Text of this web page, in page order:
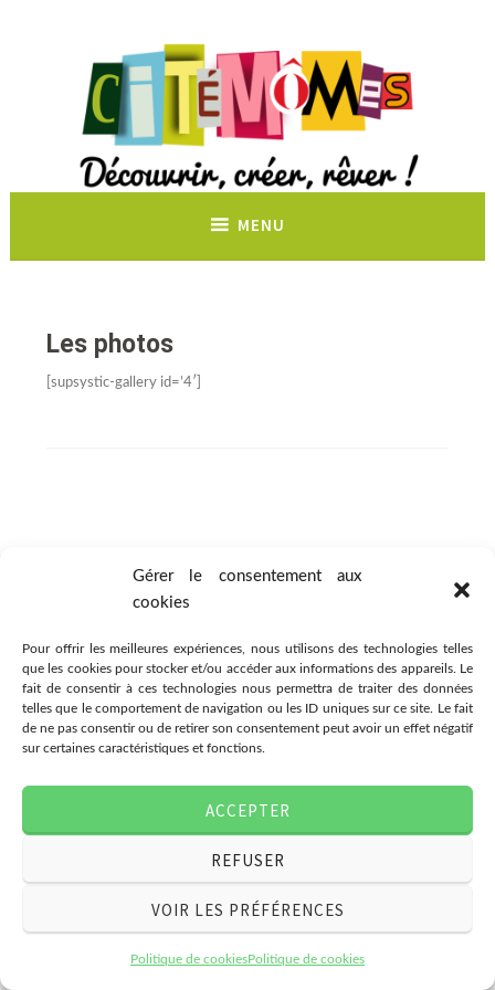
Gérer le consentement aux
cookies
Pour offrir les meilleures expériences, nous utilisons des technologies telles
que les cookies pour stocker et/ou accéder aux informations des appareils. Le
fait de consentir à ces technologies nous permettra de traiter des données
telles que le comportement de navigation ou les ID uniques sur ce site. Le fait
de ne pas consentir ou de retirer son consentement peut avoir un effet négatif
sur certaines caractéristiques et fonctions.
ACCEPTER
REFUSER
VOIR LES PRÉFÉRENCES
Politique de cookiesPolitique de cookies
Découvrir, créer, rêver !
MENU
Les photos
[supsystic-gallery id=’4′]
Association Citémômes
78 rue Jeanne d'Arc, 76000
associationcitemomes@gmail.com
© 2026 Citemomes | Découvrir, créer et rêver